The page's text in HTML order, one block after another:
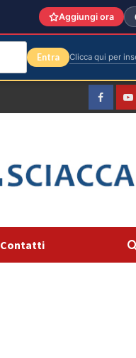
Facebook
Contatti
Aggiungi ora
Entra Clicca qui per